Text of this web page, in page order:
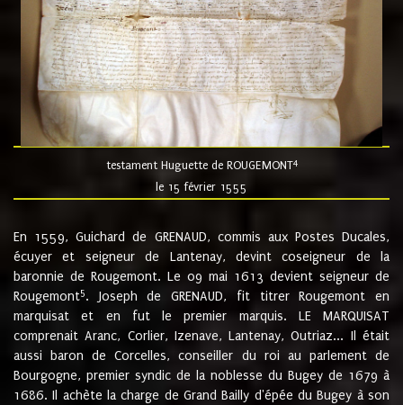
testament Huguette de ROUGEMONT4
le 15 février 1555
En 1559, Guichard de GRENAUD, commis aux Postes Ducales,
écuyer et seigneur de Lantenay, devint coseigneur de la
baronnie de Rougemont. Le 09 mai 1613 devient seigneur de
Rougemont5. Joseph de GRENAUD, fit titrer Rougemont en
marquisat et en fut le premier marquis. LE MARQUISAT
comprenait Aranc, Corlier, Izenave, Lantenay, Outriaz... Il était
aussi baron de Corcelles, conseiller du roi au parlement de
Bourgogne, premier syndic de la noblesse du Bugey de 1679 à
1686. Il achète la charge de Grand Bailly d'épée du Bugey à son